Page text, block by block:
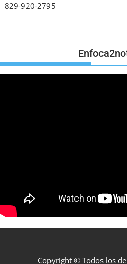
829-920-2795
Copyright © Todos los